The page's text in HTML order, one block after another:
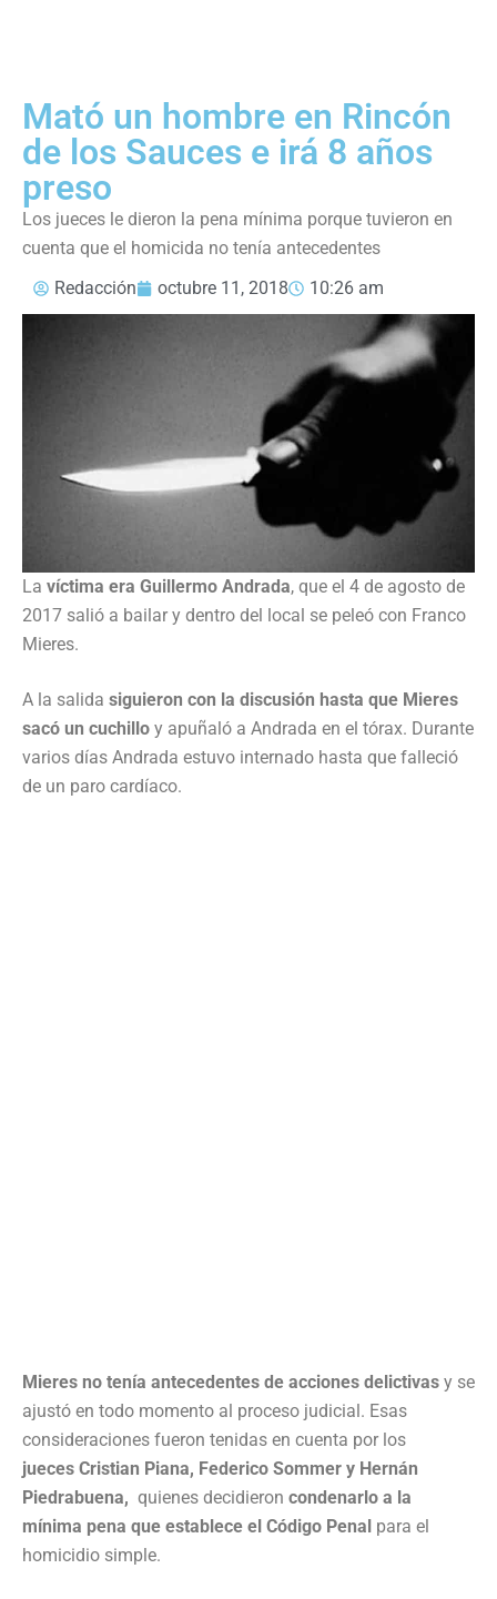
Mató un hombre en Rincón
de los Sauces e irá 8 años
preso
Los jueces le dieron la pena mínima porque tuvieron en
cuenta que el homicida no tenía antecedentes
Redacción
octubre 11, 2018 10:26 am
La víctima era Guillermo Andrada, que el 4 de agosto de
2017 salió a bailar y dentro del local se peleó con Franco
Mieres.
A la salida siguieron con la discusión hasta que Mieres
sacó un cuchillo y apuñaló a Andrada en el tórax. Durante
varios días Andrada estuvo internado hasta que falleció
de un paro cardíaco.
Mieres no tenía antecedentes de acciones delictivas y se
ajustó en todo momento al proceso judicial. Esas
consideraciones fueron tenidas en cuenta por los
jueces Cristian Piana, Federico Sommer y Hernán
Piedrabuena, quienes decidieron condenarlo a la
mínima pena que establece el Código Penal para el
homicidio simple.